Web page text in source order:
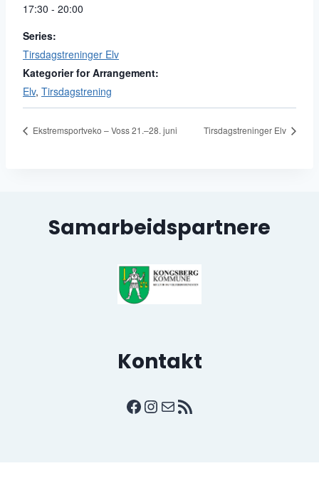
17:30 - 20:00
Series:
Tirsdagstreninger Elv
Kategorier for Arrangement:
Elv, Tirsdagstrening
Ekstremsportveko – Voss 21.–28. juni Tirsdagstreninger Elv
Samarbeidspartnere
Kontakt
Facebook
Instagram
E-postRSS-strøm